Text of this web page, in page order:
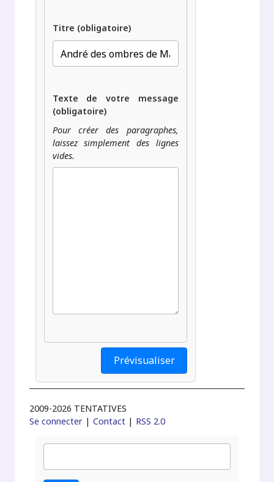
Titre (obligatoire)
Texte de votre message
(obligatoire)
Pour créer des paragraphes,
laissez simplement des lignes
vides.
2009-2026 TENTATIVES
Se connecter |Contact | RSS 2.0